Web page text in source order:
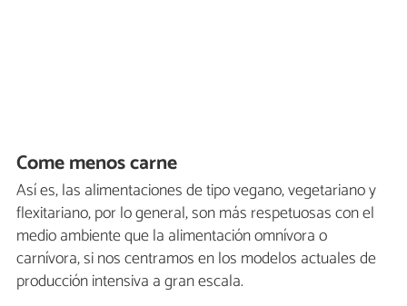
Come menos carne
Así es, las alimentaciones de tipo vegano, vegetariano y
flexitariano, por lo general, son más respetuosas con el
medio ambiente que la alimentación omnívora o
carnívora, si nos centramos en los modelos actuales de
producción intensiva a gran escala.